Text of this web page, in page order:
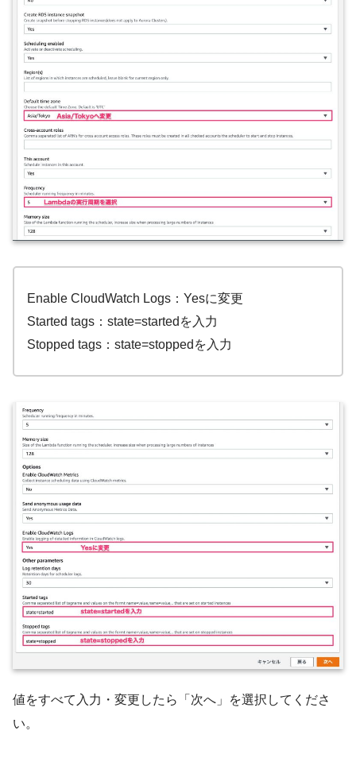
Enable CloudWatch Logs：Yesに変更
Started tags：state=startedを入力
Stopped tags：state=stoppedを入力
値をすべて入力・変更したら「次へ」を選択してくださ
い。